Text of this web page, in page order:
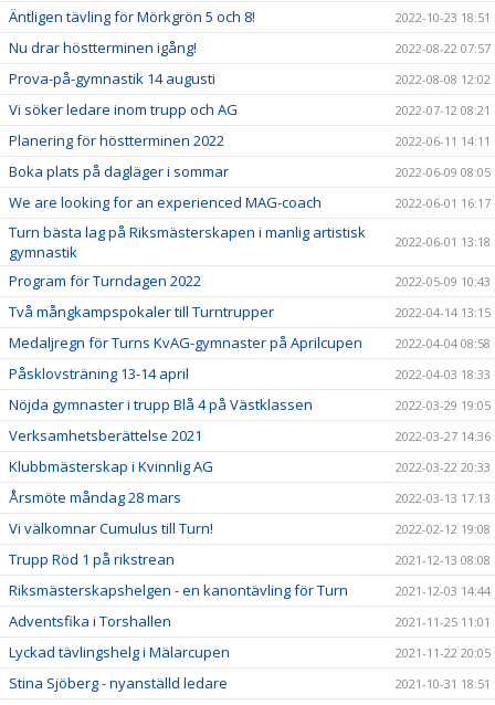
Äntligen tävling för Mörkgrön 5 och 8! 2022-10-23 18:51
Nu drar höstterminen igång! 2022-08-22 07:57
Prova-på-gymnastik 14 augusti 2022-08-08 12:02
Vi söker ledare inom trupp och AG 2022-07-12 08:21
Planering för höstterminen 2022 2022-06-11 14:11
Boka plats på dagläger i sommar 2022-06-09 08:05
We are looking for an experienced MAG-coach 2022-06-01 16:17
Turn bästa lag på Riksmästerskapen i manlig artistisk
gymnastik
2022-06-01 13:18
Program för Turndagen 2022 2022-05-09 10:43
Två mångkampspokaler till Turntrupper 2022-04-14 13:15
Medaljregn för Turns KvAG-gymnaster på Aprilcupen 2022-04-04 08:58
Påsklovsträning 13-14 april 2022-04-03 18:33
Nöjda gymnaster i trupp Blå 4 på Västklassen 2022-03-29 19:05
Verksamhetsberättelse 2021 2022-03-27 14:36
Klubbmästerskap i Kvinnlig AG 2022-03-22 20:33
Årsmöte måndag 28 mars 2022-03-13 17:13
Vi välkomnar Cumulus till Turn! 2022-02-12 19:08
Trupp Röd 1 på rikstrean 2021-12-13 08:08
Riksmästerskapshelgen - en kanontävling för Turn 2021-12-03 14:44
Adventsfika i Torshallen 2021-11-25 11:01
Lyckad tävlingshelg i Mälarcupen 2021-11-22 20:05
Stina Sjöberg - nyanställd ledare 2021-10-31 18:51